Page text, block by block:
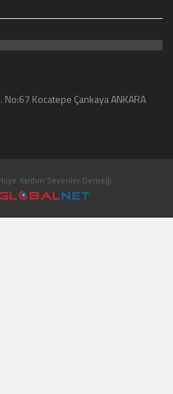
No:67 Kocatepe Çankaya ANKARA
Yardım Sevenler Derneği